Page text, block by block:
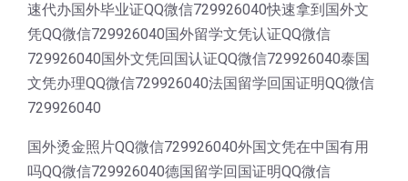
速代办国外毕业证QQ微信729926040快速拿到国外文
凭QQ微信729926040国外留学文凭认证QQ微信
729926040国外文凭回国认证QQ微信729926040泰国
文凭办理QQ微信729926040法国留学回国证明QQ微信
729926040
国外烫金照片QQ微信729926040外国文凭在中国有用
吗QQ微信729926040德国留学回国证明QQ微信